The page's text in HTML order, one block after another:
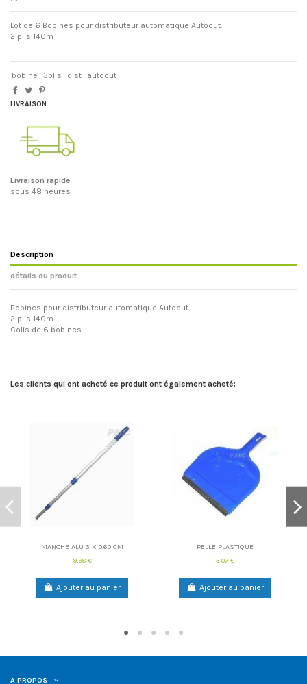
Lot de 6 Bobines pour distributeur automatique Autocut.
2 plis 140m
bobine 3plis dist autocut
LIVRAISON
Livraison rapide
sous 48 heures
Description
détails du produit
Bobines pour distributeur automatique Autocut.
2 plis 140m
Colis de 6 bobines
Les clients qui ont acheté ce produit ont également acheté:
MANCHE ALU 3 X 0.60 CM
9,98 €
Ajouter au panier
PELLE PLASTIQUE
3,07 €
Ajouter au panier
A PROPOS